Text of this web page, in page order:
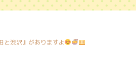
と渋沢』がありますよ